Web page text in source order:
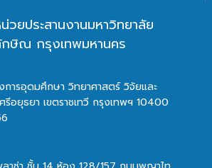
วยประสานงานมหาวิทยาลัย
ษิณ กรุงเทพมหานคร
การอุดมศึกษา วิทยาศาสตร์ วิจัยและ
อยุธยา เขตราชเทวี กรุงเทพฯ 10400